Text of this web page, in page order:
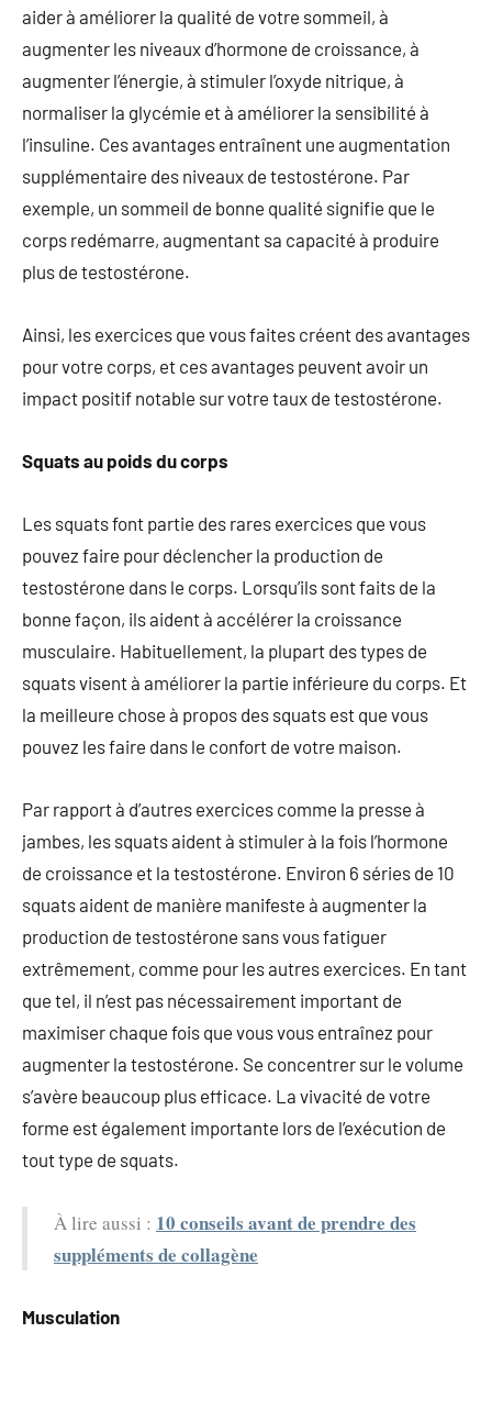
aider à améliorer la qualité de votre sommeil, à
augmenter les niveaux d’hormone de croissance, à
augmenter l’énergie, à stimuler l’oxyde nitrique, à
normaliser la glycémie et à améliorer la sensibilité à
l’insuline. Ces avantages entraînent une augmentation
supplémentaire des niveaux de testostérone. Par
exemple, un sommeil de bonne qualité signifie que le
corps redémarre, augmentant sa capacité à produire
plus de testostérone.
Ainsi, les exercices que vous faites créent des avantages
pour votre corps, et ces avantages peuvent avoir un
impact positif notable sur votre taux de testostérone.
Squats au poids du corps
Les squats font partie des rares exercices que vous
pouvez faire pour déclencher la production de
testostérone dans le corps. Lorsqu’ils sont faits de la
bonne façon, ils aident à accélérer la croissance
musculaire. Habituellement, la plupart des types de
squats visent à améliorer la partie inférieure du corps. Et
la meilleure chose à propos des squats est que vous
pouvez les faire dans le confort de votre maison.
Par rapport à d’autres exercices comme la presse à
jambes, les squats aident à stimuler à la fois l’hormone
de croissance et la testostérone. Environ 6 séries de 10
squats aident de manière manifeste à augmenter la
production de testostérone sans vous fatiguer
extrêmement, comme pour les autres exercices. En tant
que tel, il n’est pas nécessairement important de
maximiser chaque fois que vous vous entraînez pour
augmenter la testostérone. Se concentrer sur le volume
s’avère beaucoup plus efficace. La vivacité de votre
forme est également importante lors de l’exécution de
tout type de squats.
À lire aussi : 10 conseils avant de prendre des
suppléments de collagène
Musculation